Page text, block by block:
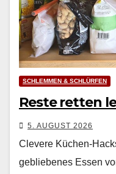
SCHLEMMEN & SCHLÜRFEN
Reste retten
5. AUGUST 2026
Clevere Küchen-
gebliebenes Essen